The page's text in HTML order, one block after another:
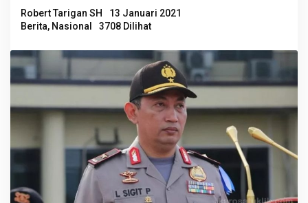
Robert Tarigan SH
13 Januari 2021
Berita, Nasional 3708 Dilihat